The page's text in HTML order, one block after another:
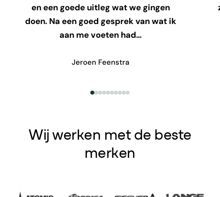
en een goede uitleg wat we gingen
doen. Na een goed gesprek van wat ik
aan me voeten had…
Jeroen Feenstra
Wij werken met de beste
merken